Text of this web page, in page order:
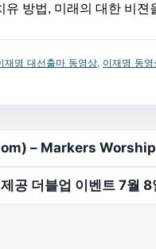
유 방법, 미래의 대한 비젼
재명 대선출마 동영상 이재명 동영
– Markers
공 더블업 이벤트 7월 8